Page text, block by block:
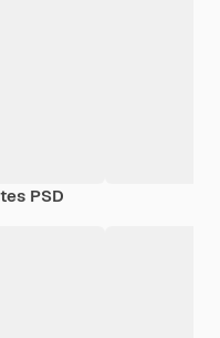
PSD